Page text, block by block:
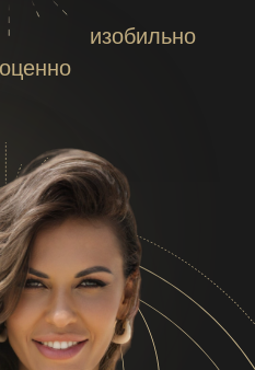
изобильно